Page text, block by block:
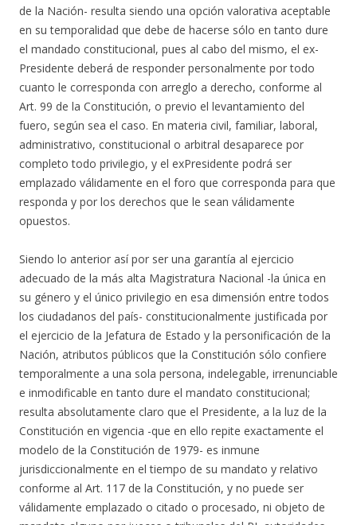
de la Nación- resulta siendo una opción valorativa aceptable
en su temporalidad que debe de hacerse sólo en tanto dure
el mandado constitucional, pues al cabo del mismo, el ex-
Presidente deberá de responder personalmente por todo
cuanto le corresponda con arreglo a derecho, conforme al
Art. 99 de la Constitución, o previo el levantamiento del
fuero, según sea el caso. En materia civil, familiar, laboral,
administrativo, constitucional o arbitral desaparece por
completo todo privilegio, y el exPresidente podrá ser
emplazado válidamente en el foro que corresponda para que
responda y por los derechos que le sean válidamente
opuestos.
Siendo lo anterior así por ser una garantía al ejercicio
adecuado de la más alta Magistratura Nacional -la única en
su género y el único privilegio en esa dimensión entre todos
los ciudadanos del país- constitucionalmente justificada por
el ejercicio de la Jefatura de Estado y la personificación de la
Nación, atributos públicos que la Constitución sólo confiere
temporalmente a una sola persona, indelegable, irrenunciable
e inmodificable en tanto dure el mandato constitucional;
resulta absolutamente claro que el Presidente, a la luz de la
Constitución en vigencia -que en ello repite exactamente el
modelo de la Constitución de 1979- es inmune
jurisdiccionalmente en el tiempo de su mandato y relativo
conforme al Art. 117 de la Constitución, y no puede ser
válidamente emplazado o citado o procesado, ni objeto de